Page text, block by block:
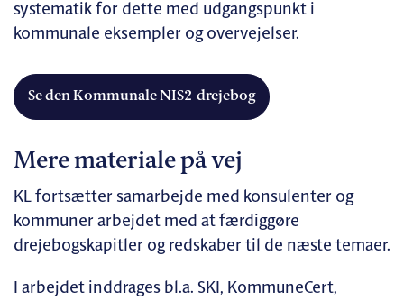
systematik for dette med udgangspunkt i
kommunale eksempler og overvejelser.
Se den Kommunale NIS2-drejebog
Mere materiale på vej
KL fortsætter samarbejde med konsulenter og
kommuner arbejdet med at færdiggøre
drejebogskapitler og redskaber til de næste temaer.
I arbejdet inddrages bl.a. SKI, KommuneCert,